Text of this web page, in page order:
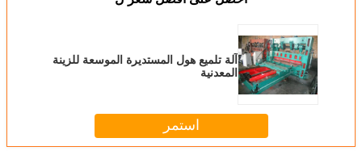
آلة تلميع هول المستديرة الموسعة للزينة
المعدنية
استمر